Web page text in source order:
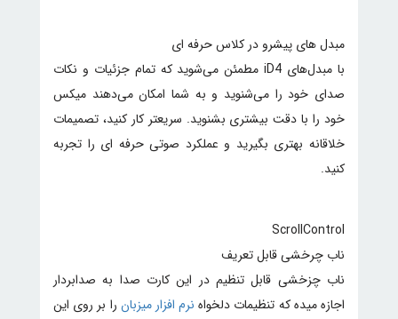
مبدل های پیشرو در کلاس حرفه ای
با مبدل‌های iD4 مطمئن می‌شوید که تمام جزئیات و نکات
صدای خود را می‌شنوید و به شما امکان می‌دهند میکس
خود را با دقت بیشتری بشنوید. سریعتر کار کنید، تصمیمات
خلاقانه بهتری بگیرید و عملکرد صوتی حرفه ای را تجربه
کنید.
ScrollControl
ناب چرخشی قابل تعریف
ناب چزخشی قابل تنظیم در این کارت صدا به صدابردار
اجازه میده که تنظیمات دلخواه نرم افزار میزبان را بر روی این